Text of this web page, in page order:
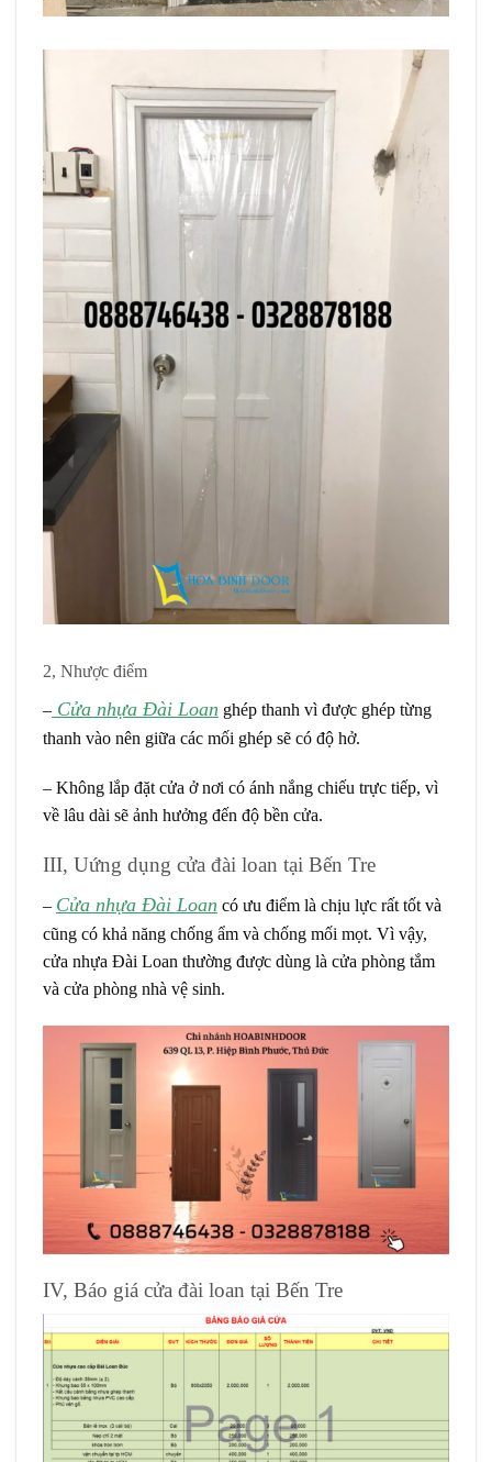
2, Nhược điểm
– Cửa nhựa Đài Loan ghép thanh vì được ghép từng
thanh vào nên giữa các mối ghép sẽ có độ hở.
– Không lắp đặt cửa ở nơi có ánh nắng chiếu trực tiếp, vì
về lâu dài sẽ ảnh hưởng đến độ bền cửa.
III, Uứng dụng cửa đài loan tại Bến Tre
– Cửa nhựa Đài Loan có ưu điểm là chịu lực rất tốt và
cũng có khả năng chống ẩm và chống mối mọt. Vì vậy,
cửa nhựa Đài Loan thường được dùng là cửa phòng tắm
và cửa phòng nhà vệ sinh.
IV, Báo giá cửa đài loan tại Bến Tre